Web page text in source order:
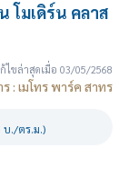
โมเดิร์น คลาส
ไขล่าสุดเมื่อ 03/05/2568
ร : เมโทร พาร์ค สาทร
บ./ตร.ม.)